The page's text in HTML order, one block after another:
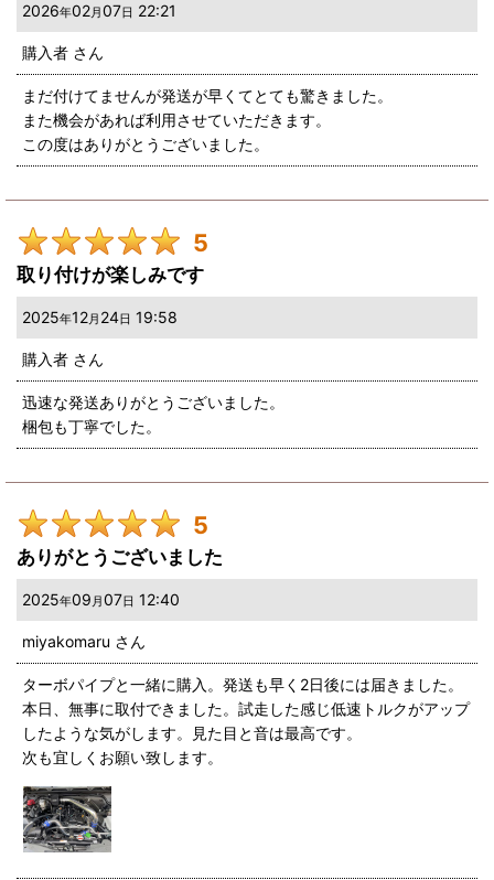
2026年02月 07日 22:21
購入者 さん
まだ付けてませんが発送が早くてとても驚きました。
また機会があれば利用させていただきます。
この度はありがとうございました。
5
取り付けが楽しみです
2025年12月 24日 19:58
購入者 さん
迅速な発送ありがとうございました。
梱包も丁寧でした。
5
ありがとうございました
2025年09 月 07日 12:40
miyakomaru さん
ターボパイプと一緒に購入。発送も早く2日後には届きました。
本日、無事に取付できました。試走した感じ低速トルクがアップ
したような気がします。見た目と音は最高です。
次も宜しくお願い致します。